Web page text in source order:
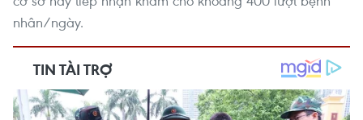
nhân/ngày.